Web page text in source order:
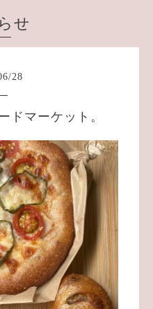
せ
/28
ドマーケット。